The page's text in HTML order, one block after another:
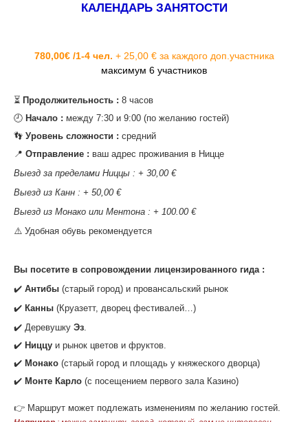
КАЛЕНДАРЬ ЗАНЯТОСТИ
780,00€ /1-4 чел. + 25,00 € за каждого доп.участника
максимум 6 участников
⏳ Продолжительность : 8 часов
‌🕘 Начало : между 7:30 и 9:00 (по желанию гостей)
‌👣 Уровень сложности : средний
‌📍 Отправление : ваш адрес проживания в Ницце
Выезд за пределами Ниццы : + 30,00 €
Выезд из Канн : + 50,00 €
Выезд из Монако или Ментона : + 100.00 €
‌⚠️ Удобная обувь рекомендуется
‌‌Вы посетите в сопровождении лицензированного гида :
✔️ Антибы (старый город) и провансальский рынок
✔️ Канны (Круазетт, дворец фестивалей…)
‌‌✔️ Деревушку Эз.
✔️ Ниццу и рынок цветов и фруктов.
‌✔️ Монако (старый город и площадь у княжеского дворца)
‌✔️ Монте Карло (с посещением первого зала Казино)
👉 Маршрут может подлежать изменениям по желанию гостей.